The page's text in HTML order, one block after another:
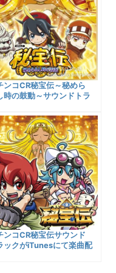
ンコCR秘宝伝～秘めら
時の鼓動～サウンドトラ
曲や購入サイトへのリン
声優さんまとめなど
ンコCR秘宝伝サウンド
ックがiTunesにて楽曲配